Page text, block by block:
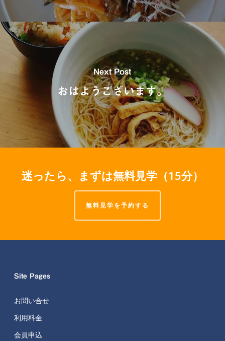
Next Post
おはようございます。
迷ったら、まずは無料見学（15分）
無料見学を予約する
Site Pages
お問い合せ
利用料金
会員申込